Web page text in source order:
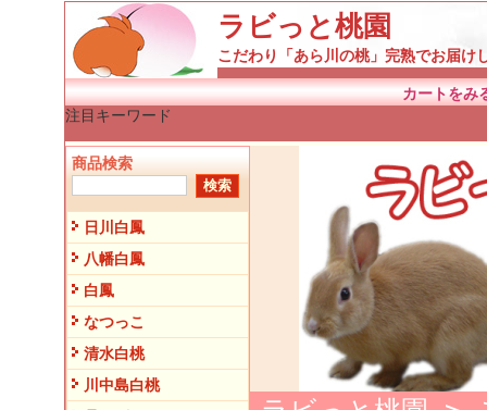
ラビっと桃園
こだわり「あら川の桃」完熟でお届け
カートをみ
注目キーワード
商品検索
日川白鳳
八幡白鳳
白鳳
なつっこ
清水白桃
川中島白桃